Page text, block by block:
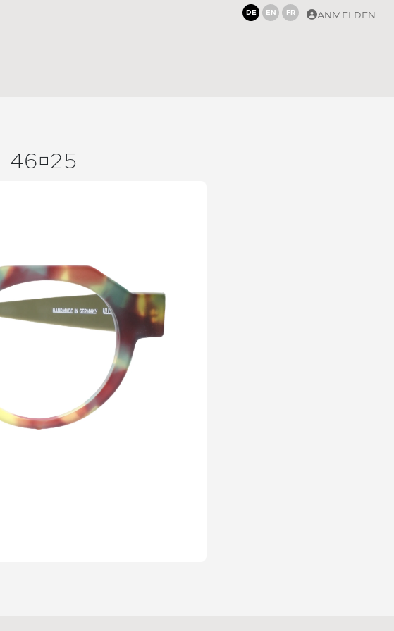
DE EN FR ANMELDEN
4625